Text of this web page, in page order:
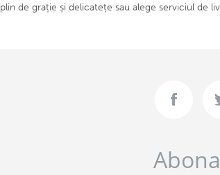
plin de grație și delicatețe sau alege serviciul de